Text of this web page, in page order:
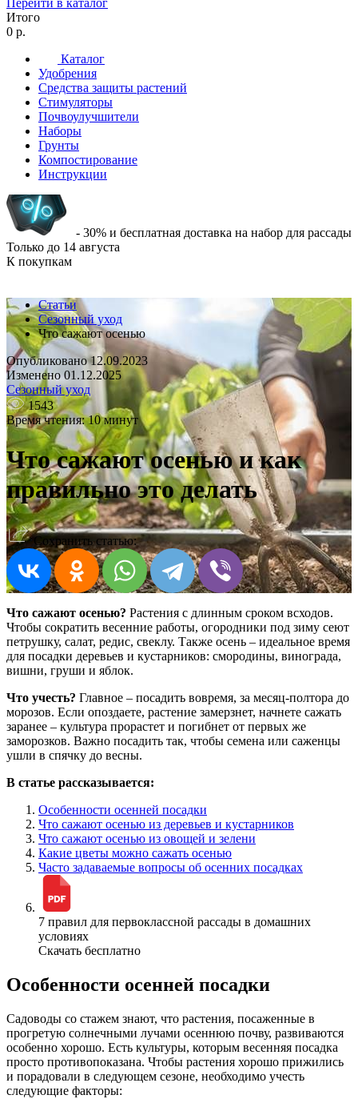
Перейти в каталог
Итого
0 р.
Каталог
Удобрения
Средства защиты растений
Стимуляторы
Почвоулучшители
Наборы
Грунты
Компостирование
Инструкции
- 30% и бесплатная доставка на набор для рассады
Только до 14 августа
К покупкам
Статьи
Сезонный уход
Что сажают осенью
Опубликовано 12.09.2023
Изменено 01.12.2025
Сезонный уход
1543
Время чтения: 10 минут
Что сажают осенью и как
правильно это делать
Сохранить статью:
Что сажают осенью? Растения с длинным сроком всходов.
Чтобы сократить весенние работы, огородники под зиму сеют
петрушку, салат, редис, свеклу. Также осень – идеальное время
для посадки деревьев и кустарников: смородины, винограда,
вишни, груши и яблок.
Что учесть? Главное – посадить вовремя, за месяц-полтора до
морозов. Если опоздаете, растение замерзнет, начнете сажать
заранее – культура прорастет и погибнет от первых же
заморозков. Важно посадить так, чтобы семена или саженцы
ушли в спячку до весны.
В статье рассказывается:
Особенности осенней посадки
Что сажают осенью из деревьев и кустарников
Что сажают осенью из овощей и зелени
Какие цветы можно сажать осенью
Часто задаваемые вопросы об осенних посадках
7 правил для первоклассной рассады в домашних
условиях
Скачать бесплатно
Особенности осенней посадки
Садоводы со стажем знают, что растения, посаженные в
прогретую солнечными лучами осеннюю почву, развиваются
особенно хорошо. Есть культуры, которым весенняя посадка
просто противопоказана. Чтобы растения хорошо прижились
и порадовали в следующем сезоне, необходимо учесть
следующие факторы: